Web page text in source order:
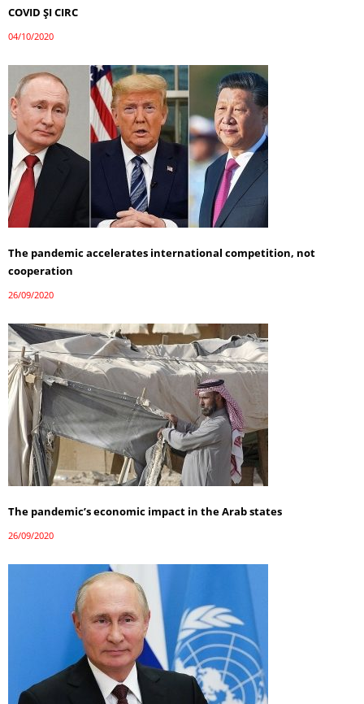
COVID ȘI CIRC
04/10/2020
The pandemic accelerates international competition, not
cooperation
26/09/2020
The pandemic’s economic impact in the Arab states
26/09/2020